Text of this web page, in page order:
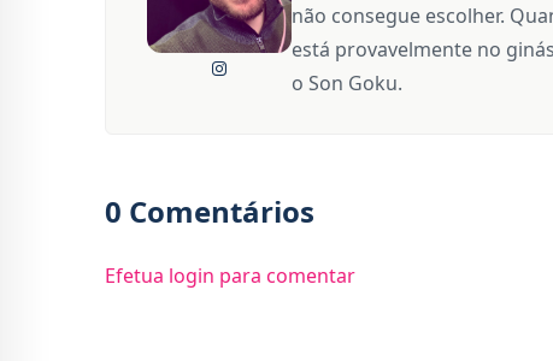
não consegue escolher.
está provavelmente no
o Son Goku.
0 Comentários
Efetua login para comentar